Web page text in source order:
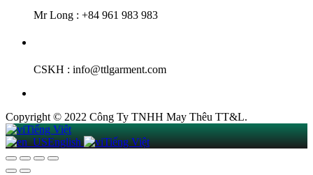
Mr Long : +84 961 983 983
CSKH : info@ttlgarment.com
Copyright © 2022 Công Ty TNHH May Thêu TT&L.
Tiếng Việt
English
Tiếng Việt